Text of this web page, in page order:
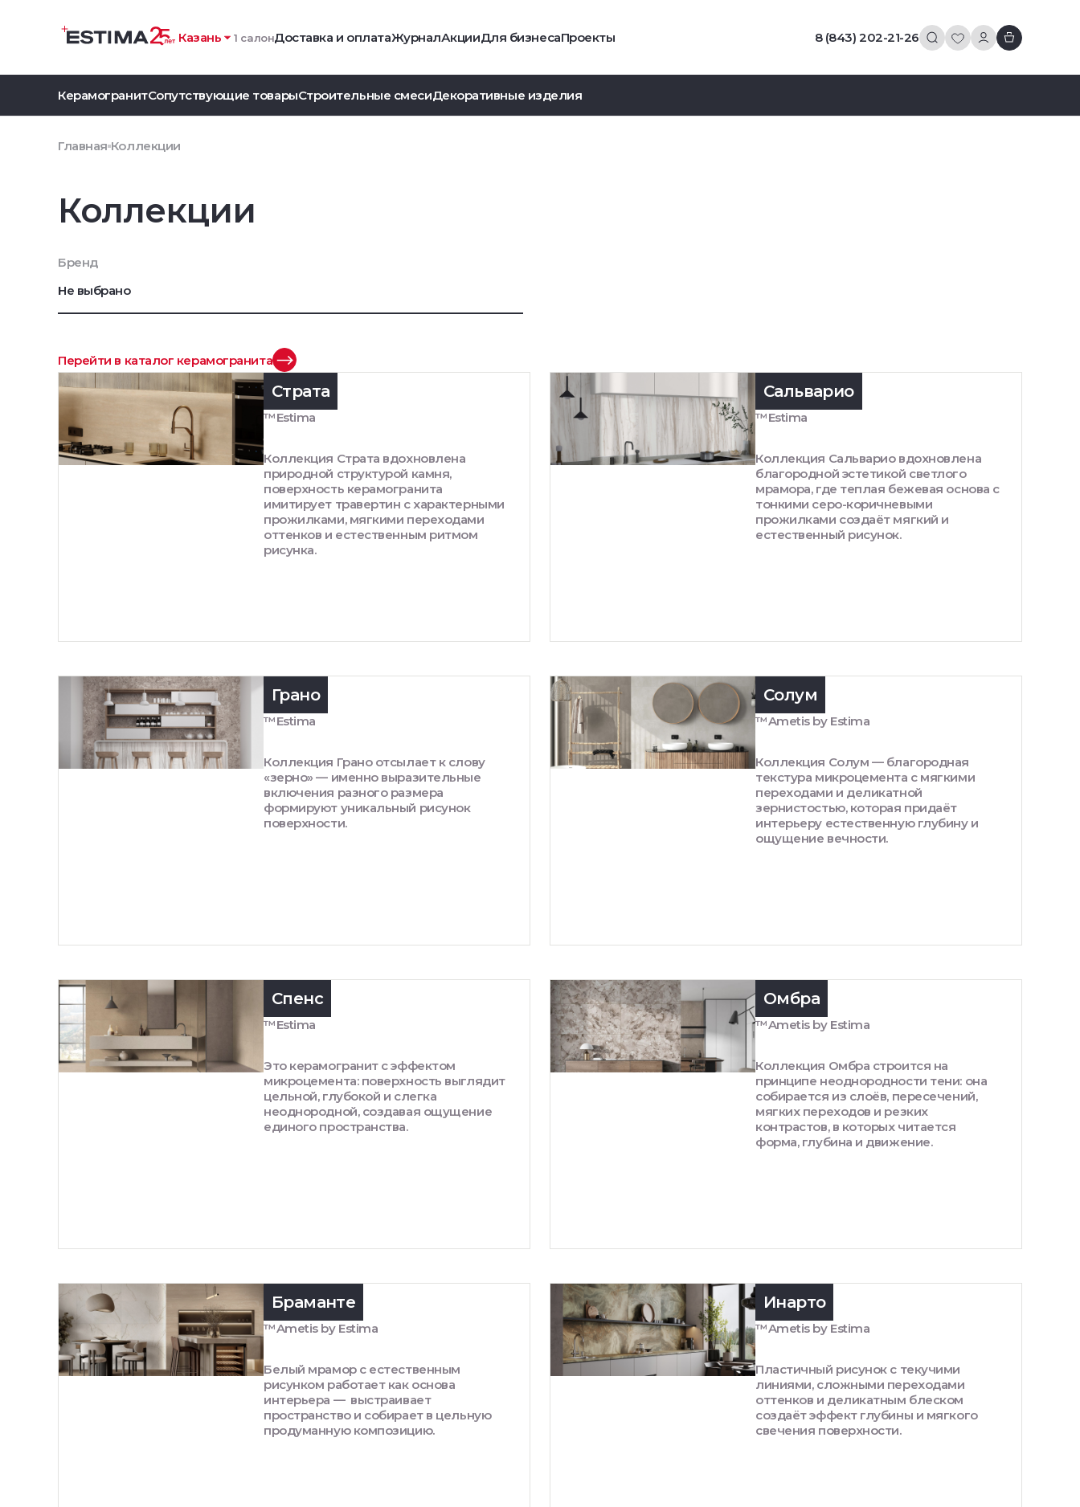
Казань 1 салонДоставка и оплатаЖурналАкцииДля бизнесаПроекты 8 (843) 202-21-26
КерамогранитСопутствующие товарыСтроительные смесиДекоративные изделия
Главная Коллекции
Коллекции
Бренд
Не выбрано
Перейти в каталог керамогранита
Страта
™Estima
Коллекция Страта вдохновлена
природной структурой камня,
поверхность керамогранита
имитирует травертин с характерными
прожилками, мягкими переходами
оттенков и естественным ритмом
рисунка.
Сальварио
™Estima
Коллекция Сальварио вдохновлена
благородной эстетикой светлого
мрамора, где теплая бежевая основа с
тонкими серо-коричневыми
прожилками создаёт мягкий и
естественный рисунок.
Грано
™Estima
Коллекция Грано отсылает к слову
«зерно» — именно выразительные
включения разного размера
формируют уникальный рисунок
поверхности.
Солум
™Ametis by Estima
Коллекция Солум — благородная
текстура микроцемента с мягкими
переходами и деликатной
зернистостью, которая придаёт
интерьеру естественную глубину и
ощущение вечности.
Спенс
™Estima
Это керамогранит с эффектом
микроцемента: поверхность выглядит
цельной, глубокой и слегка
неоднородной, создавая ощущение
единого пространства.
Омбра
™Ametis by Estima
Коллекция Омбра строится на
принципе неоднородности тени: она
собирается из слоёв, пересечений,
мягких переходов и резких
контрастов, в которых читается
форма, глубина и движение.
Браманте
™Ametis by Estima
Белый мрамор с естественным
рисунком работает как основа
интерьера — выстраивает
пространство и собирает в цельную
продуманную композицию.
Инарто
™Ametis by Estima
Пластичный рисунок с текучими
линиями, сложными переходами
оттенков и деликатным блеском
создаёт эффект глубины и мягкого
свечения поверхности.